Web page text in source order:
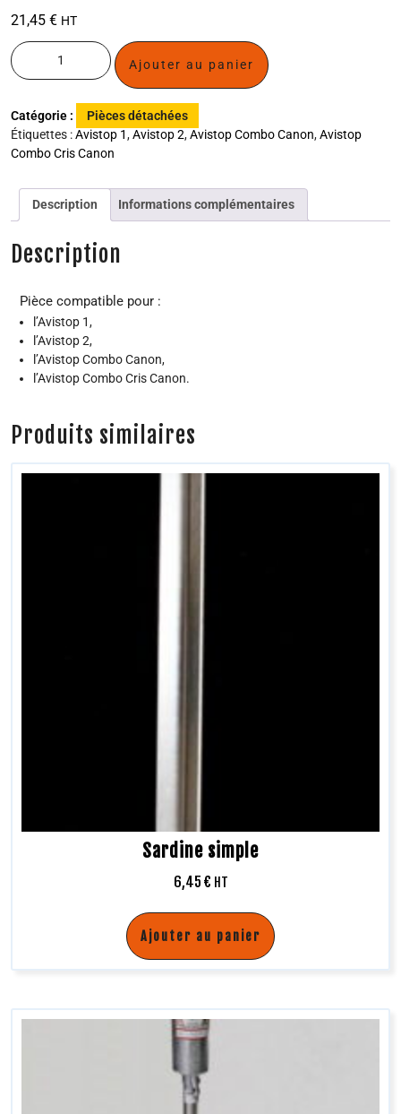
21,45 € HT
Ajouter au panier
Catégorie :
Pièces détachées
Étiquettes :Avistop 1,Avistop 2,Avistop Combo Canon,Avistop
Combo Cris Canon
Description Informations complémentaires
Description
Pièce compatible pour :
l’Avistop 1,
l’Avistop 2,
l’Avistop Combo Canon,
l’Avistop Combo Cris Canon.
Produits similaires
Sardine simple
6,45 € HT
Ajouter au panier